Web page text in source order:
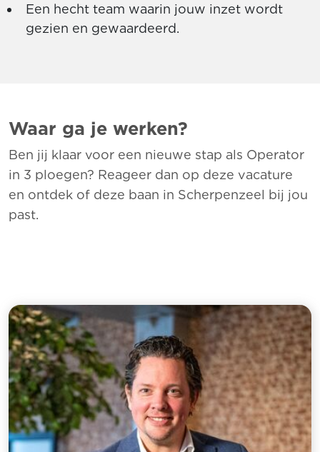
Een hecht team waarin jouw inzet wordt
gezien en gewaardeerd.
Waar ga je werken?
Ben jij klaar voor een nieuwe stap als Operator
in 3 ploegen? Reageer dan op deze vacature
en ontdek of deze baan in Scherpenzeel bij jou
past.